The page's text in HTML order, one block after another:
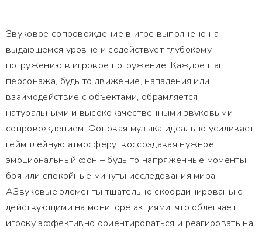
Звуковое сопровождение в игре выполнено на
выдающемся уровне и содействует глубокому
погружению в игровое погружение. Каждое шаг
персонажа, будь то движение, нападения или
взаимодействие с объектами, обрамляется
натуральными и высококачественными звуковыми
сопровождением. Фоновая музыка идеально усиливает
геймплейную атмосферу, воссоздавая нужное
эмоциональный фон – будь то напряжённые моменты
боя или спокойные минуты исследования мира.
АЗвуковые элементы тщательно скоординированы с
действующими на мониторе акциями, что облегчает
игроку эффективно ориентироваться и реагировать на